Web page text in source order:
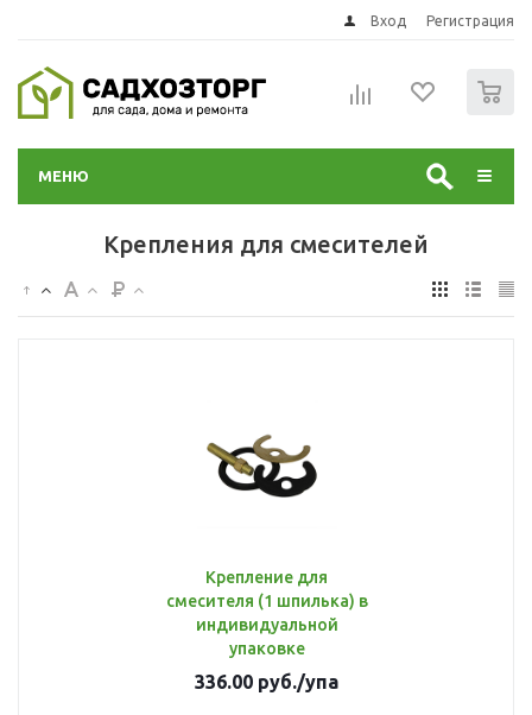
Вход Регистрация
МЕНЮ
Крепления для смесителей
Крепление для
смесителя (1 шпилька) в
индивидуальной
упаковке
336.00 руб./упа